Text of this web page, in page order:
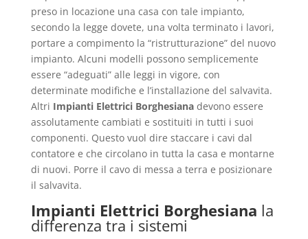
preso in locazione una casa con tale impianto,
secondo la legge dovete, una volta terminato i lavori,
portare a compimento la “ristrutturazione” del nuovo
impianto. Alcuni modelli possono semplicemente
essere “adeguati” alle leggi in vigore, con
determinate modifiche e l’installazione del salvavita.
Altri Impianti Elettrici Borghesianadevono essere
assolutamente cambiati e sostituiti in tutti i suoi
componenti. Questo vuol dire staccare i cavi dal
contatore e che circolano in tutta la casa e montarne
di nuovi. Porre il cavo di messa a terra e posizionare
il salvavita.
Impianti Elettrici Borghesiana la
differenza tra i sistemi